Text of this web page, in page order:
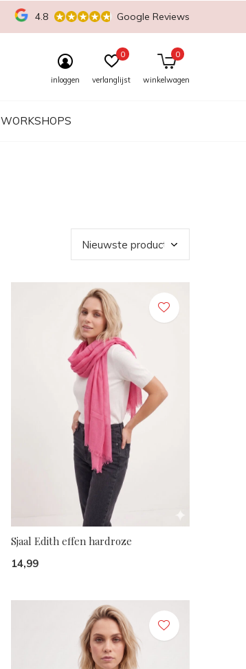
WORKSHOPS
inloggen verlanglijst
0
winkelwagen
0
4.8 Google Reviews
Sjaal Edith effen hardroze
14,99